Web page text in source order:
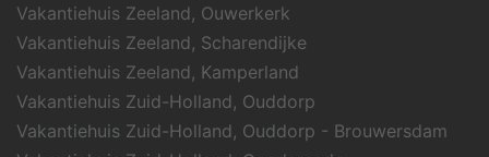
Vakantiehuis Zeeland, Ouwerkerk
Vakantiehuis Zeeland, Scharendijke
Vakantiehuis Zeeland, Kamperland
Vakantiehuis Zuid-Holland, Ouddorp
Vakantiehuis Zuid-Holland, Ouddorp - Brouwersdam